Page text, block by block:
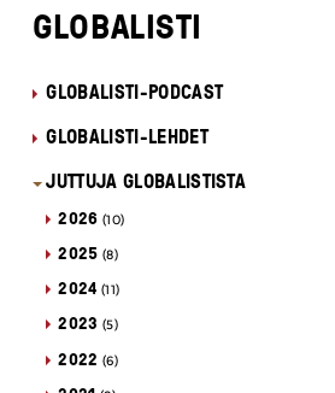
GLOBALISTI
GLOBALISTI-PODCAST
GLOBALISTI-LEHDET
JUTTUJA GLOBALISTISTA
2026 (10)
2025 (8)
2024 (11)
2023 (5)
2022 (6)